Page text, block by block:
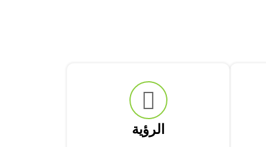
الرؤية